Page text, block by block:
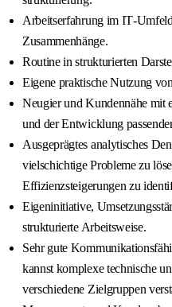
Arbeitserfahrung im
Zusammenhänge.
Routine in strukturierten
Eigene praktische Nutzung
Neugier und Kundennähe mit
und der Entwicklung
Ausgeprägtes analytisches
vielschichtige Probleme zu
Effizienzsteigerungen zu
Eigeninitiative,
strukturierte Arbeitsweise.
Sehr gute
kannst komplexe technische
verschiedene Zielgruppen